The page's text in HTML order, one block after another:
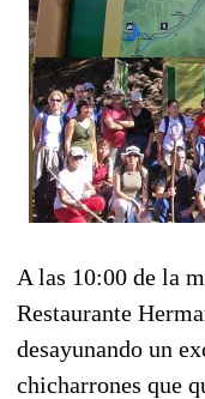
A las 10:00 de la
Restaurante
desayunando un
chicharrones que